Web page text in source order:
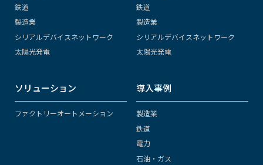
鉄道
製造業
シリアルデバイスネットワーク
太陽光発電
鉄道
製造業
シリアルデバイスネットワーク
太陽光発電
ソリューション
ファクトリーオートメーション
導入事例
製造業
鉄道
電力
石油・ガス